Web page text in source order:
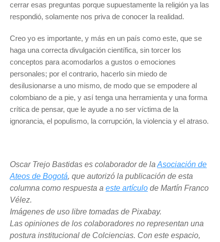
cerrar esas preguntas porque supuestamente la religión ya las
respondió, solamente nos priva de conocer la realidad.
Creo yo es importante, y más en un país como este, que se
haga una correcta divulgación científica, sin torcer los
conceptos para acomodarlos a gustos o emociones
personales; por el contrario, hacerlo sin miedo de
desilusionarse a uno mismo, de modo que se empodere al
colombiano de a pie, y así tenga una herramienta y una forma
crítica de pensar, que le ayude a no ser víctima de la
ignorancia, el populismo, la corrupción, la violencia y el atraso.
Oscar Trejo Bastidas es colaborador de la Asociación de
Ateos de Bogotá, que autorizó la publicación de esta
columna como respuesta a este artículo de Martín Franco
Vélez.
Imágenes de uso libre tomadas de Pixabay.
Las opiniones de los colaboradores no representan una
postura institucional de Colciencias. Con este espacio,